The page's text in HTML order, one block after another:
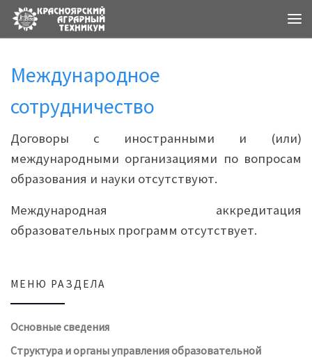
Международное
сотрудничество
Договоры с иностра​нными и (или)
международными организациями по вопросам
образования и науки​ отсутствуют.
Международная аккредитация
образовательных программ отсутствует.
МЕНЮ РАЗДЕЛА
Основные сведения
Структура и органы управления образовательной